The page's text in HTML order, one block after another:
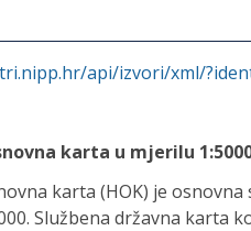
api/izvori/xml/
karta u mjerilu
karta (HOK) je
Službena državna karta